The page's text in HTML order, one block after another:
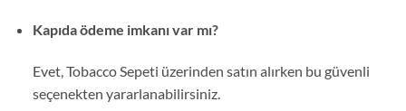
Kapıda ödeme imkanı var mı?
Evet, Tobacco Sepeti üzerinden satın alırken bu güvenli
seçenekten yararlanabilirsiniz.